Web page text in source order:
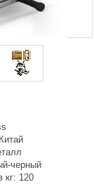
черный
кг: 120